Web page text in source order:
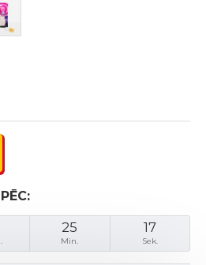
25
Min.
17
Sek.